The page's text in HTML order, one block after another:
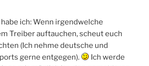
ich: Wenn irgendwelche
Treiber auftauchen, scheut euch
(Ich nehme deutsche und
gerne entgegen).
Ich werde